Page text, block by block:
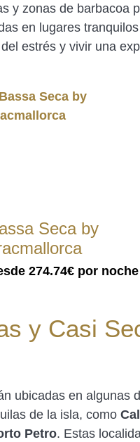
y zonas de barbacoa
en lugares
estrés y vivir una
Seca by
274.74€ por noche
y Casi
ubicadas en algunas
de la isla, como
Petro. Estas